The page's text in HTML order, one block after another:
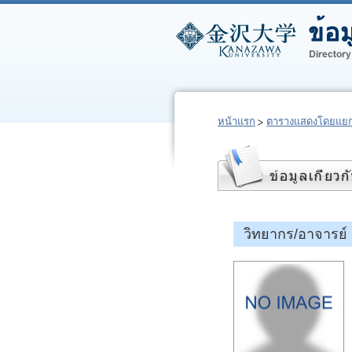
หน้าแรก ตารางแสดงโดยแ
วิทยากร/อาจาร